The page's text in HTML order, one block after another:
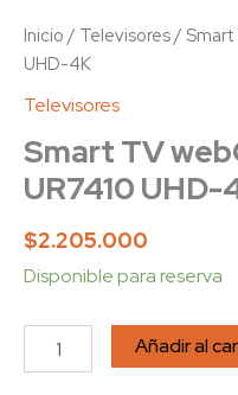
Inicio / Televisores/ Smart
UHD-4K
Televisores
Smart TV
UR7410 UHD-
$2.205.000
Disponible para reserva
Añadir al